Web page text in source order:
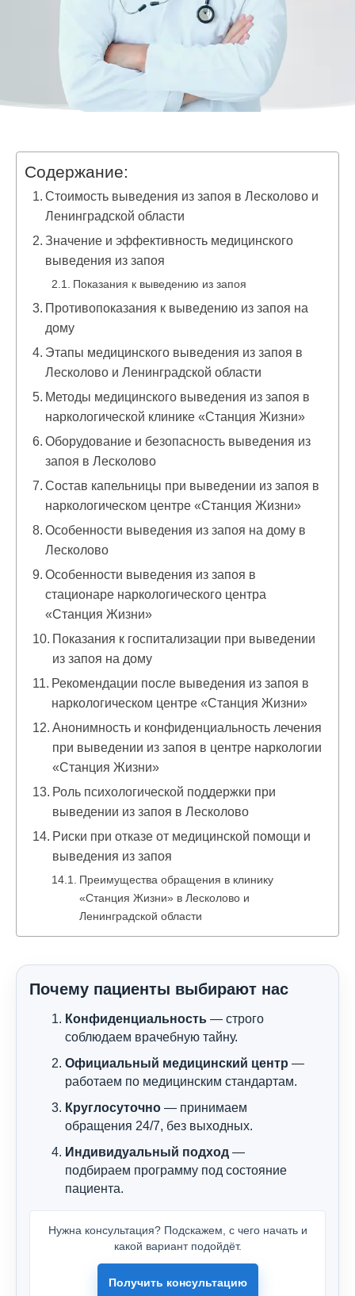
Содержание:
Стоимость выведения из запоя в Лесколово и
Ленинградской области
Значение и эффективность медицинского
выведения из запоя
Показания к выведению из запоя
Противопоказания к выведению из запоя на
дому
Этапы медицинского выведения из запоя в
Лесколово и Ленинградской области
Методы медицинского выведения из запоя в
наркологической клинике «Станция Жизни»
Оборудование и безопасность выведения из
запоя в Лесколово
Состав капельницы при выведении из запоя в
наркологическом центре «Станция Жизни»
Особенности выведения из запоя на дому в
Лесколово
Особенности выведения из запоя в
стационаре наркологического центра
«Станция Жизни»
Показания к госпитализации при выведении
из запоя на дому
Рекомендации после выведения из запоя в
наркологическом центре «Станция Жизни»
Анонимность и конфиденциальность лечения
при выведении из запоя в центре наркологии
«Станция Жизни»
Роль психологической поддержки при
выведении из запоя в Лесколово
Риски при отказе от медицинской помощи и
выведения из запоя
Преимущества обращения в клинику
«Станция Жизни» в Лесколово и
Ленинградской области
Почему пациенты выбирают нас
Конфиденциальность — строго
соблюдаем врачебную тайну.
Официальный медицинский центр —
работаем по медицинским стандартам.
Круглосуточно — принимаем
обращения 24/7, без выходных.
Индивидуальный подход —
подбираем программу под состояние
пациента.
Нужна консультация? Подскажем, с чего начать и
какой вариант подойдёт.
Получить консультацию